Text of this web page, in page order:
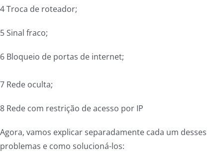
4 Troca de roteador;
5 Sinal fraco;
6 Bloqueio de portas de internet;
7 Rede oculta;
8 Rede com restrição de acesso por IP
Agora, vamos explicar separadamente cada um desses
problemas e como solucioná-los: